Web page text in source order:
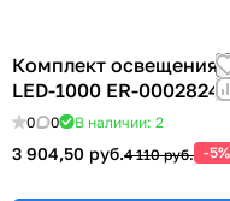
Комплект освещения
LED-1000 ER-
0 0 В наличии: 2
3 904,50 руб.4 110 руб. -5%